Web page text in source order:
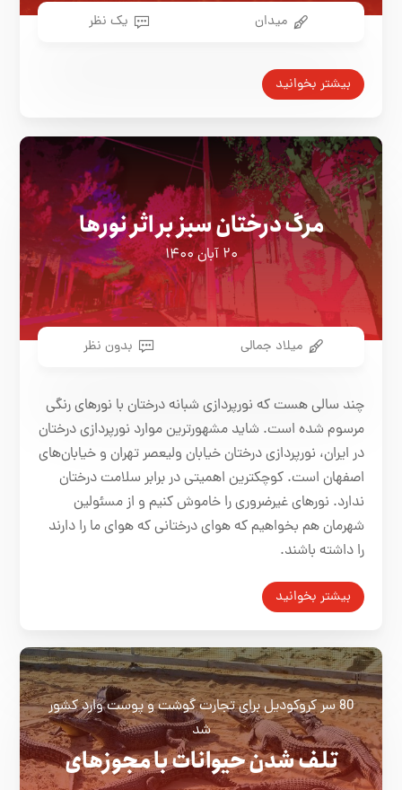
میدان یک نظر
بیشتر بخوانید
مرگ درختان سبز بر اثر نورها
۲۰ آبان ۱۴۰۰
میلاد جمالی بدون نظر
چند سالی هست که نورپردازی شبانه درختان با نورهای رنگی
مرسوم شده است. شاید مشهورترین موارد نورپردازی درختان
در ایران، نورپردازی درختان خیابان ولیعصر تهران و خیابان‌های
اصفهان است. کوچکترین اهمیتی در برابر سلامت درختان
ندارد. نورهای غیرضروری را خاموش کنیم و از مسئولین
شهرمان هم بخواهیم که هوای درختانی که هوای ما را دارند
را داشته باشند.
بیشتر بخوانید
80 سر کروکودیل برای تجارت گوشت و پوست وارد کشور
شد
تلف شدن حیوانات با مجوزهای